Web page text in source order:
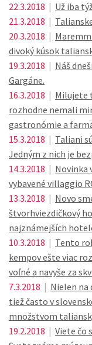
22.3.2018 | Už iba
21.3.2018 |
20.3.2018 |
divoký kúsok
19.3.2018 | Náš
Gargáne.
16.3.2018 | Milujete
rozhodne nemali
gastronómie a
15.3.2018 | Taliani
Jedným z nich je
14.3.2018 | Novinka
vybavené villaggio
13.3.2018 | Novo
štvorhviezdičkový
najznámejších
10.3.2018 | Tento
kempov ešte viac
voľné a navyše za
7.3.2018 | Nielen na
tiež často v
množstvom
19.2.2018 | Viete čo